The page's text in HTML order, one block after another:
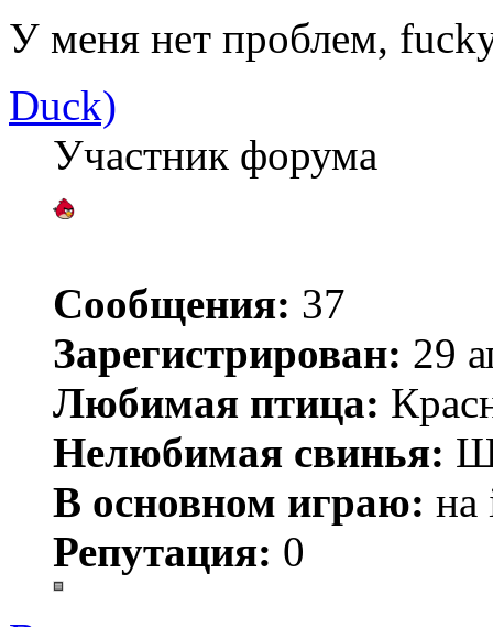
У меня нет проблем,
Duck)
Участник форума
Сообщения: 37
Зарегистрирован: 29
Любимая птица:
Нелюбимая свинья:
В основном играю: на
Репутация: 0